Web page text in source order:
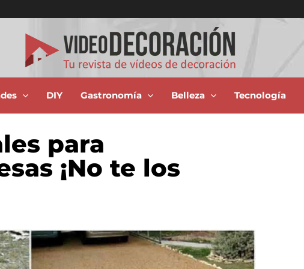
DIY Gastronomía Belleza Tecnología
para
¡No te los